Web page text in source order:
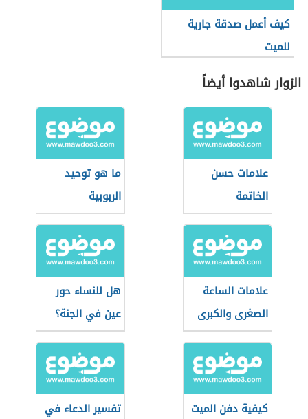
كيف أعمل صدقة جارية
للميت
الزوار شاهدوا أيضاً
علامات حسن
الخاتمة
ما هو توحيد
الربوبية
علامات الساعة
الصغرى والكبرى
بالترتيب
هل للنساء حور
عين في الجنة؟
كيفية دفن الميت
تفسير الدعاء في